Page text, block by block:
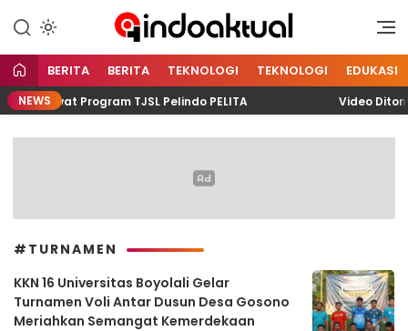
Indoaktual
Indonesia Aktual
BERITA BERITA TEKNOLOGI TEKNOLOGI EDUKASI
NEWS
Lewat Program TJSL Pelindo PELITA Video
#TURNAMEN
KKN 16 Universitas Boyolali Gelar
Turnamen Voli Antar Dusun Desa Gosono
Meriahkan Semangat Kemerdekaan